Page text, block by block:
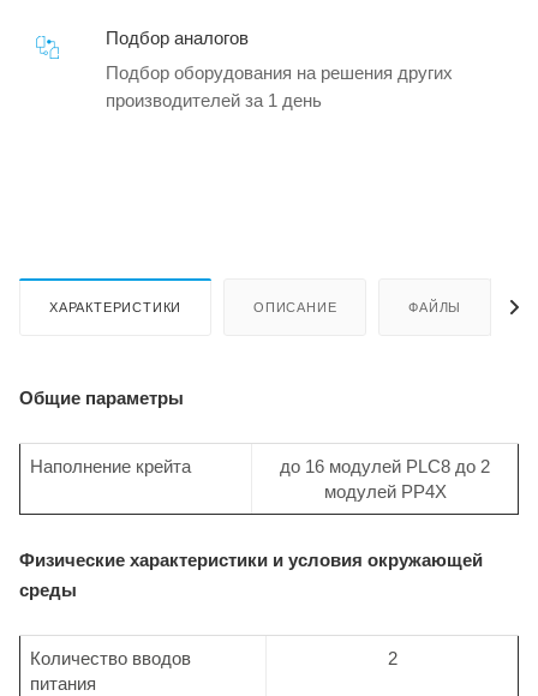
Подбор аналогов
Подбор оборудования на решения других
производителей за 1 день
ХАРАКТЕРИСТИКИ ОПИСАНИЕ ФАЙЛЫ
Общие параметры
Наполнение крейта
до 16 модулей PLC8 до 2
модулей PP4X
Физические характеристики и условия окружающей
среды
Количество вводов
питания
2